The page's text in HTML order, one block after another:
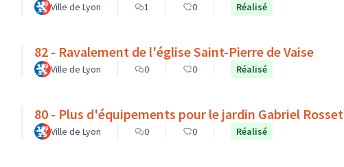
Ville de Lyon 1 0 Réalisé
82 - Ravalement de l'église Saint-Pierre de Vaise
Ville de Lyon 0 0 Réalisé
80 - Plus d'équipements pour le jardin Gabriel Rosset
Ville de Lyon 0 0 Réalisé